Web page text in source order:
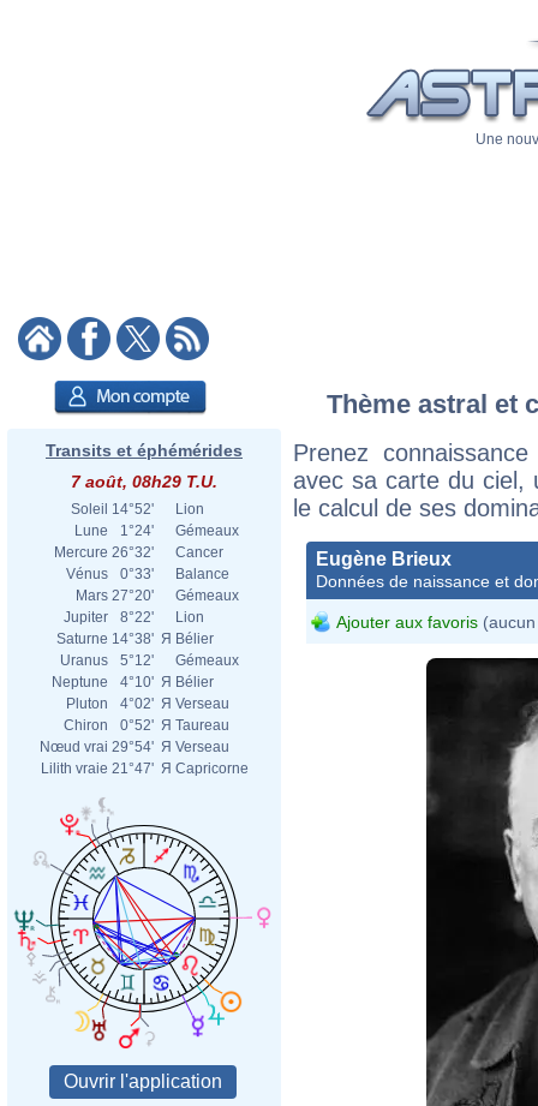
Une
Transits et éphémérides
7 août, 08h29 T.U.
Soleil 14°52'
Lion
Lune
1°24'
Gémeaux
Mercure 26°32'
Cancer
Vénus
0°33'
Balance
Mars 27°20'
Gémeaux
Jupiter
8°22'
Lion
Saturne 14°38' Я Bélier
Uranus
5°12'
Gémeaux
Neptune
4°10' Я Bélier
Pluton
4°02' Я Verseau
Chiron
0°52' Я Taureau
Nœud vrai 29°54' Я Verseau
Lilith vraie 21°47' Я Capricorne
Thème astral et
Prenez
avec sa carte du ciel,
le calcul de ses
Eugène Brieux
Données de naissance et
Ajouter aux favoris